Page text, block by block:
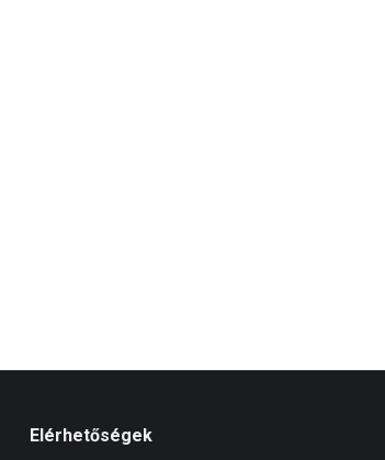
Elérhetőségek